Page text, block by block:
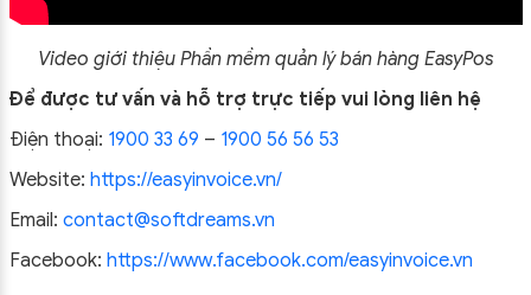
Video giới thiệu Phần mềm quản lý bán hàng EasyPos
Để được tư vấn và hỗ trợ trực tiếp vui lòng liên hệ
Điện thoại: 1900 33 69 – 1900 56 56 53
Website: https://easyinvoice.vn/
Email: contact@softdreams.vn
Facebook: https://www.facebook.com/easyinvoice.vn